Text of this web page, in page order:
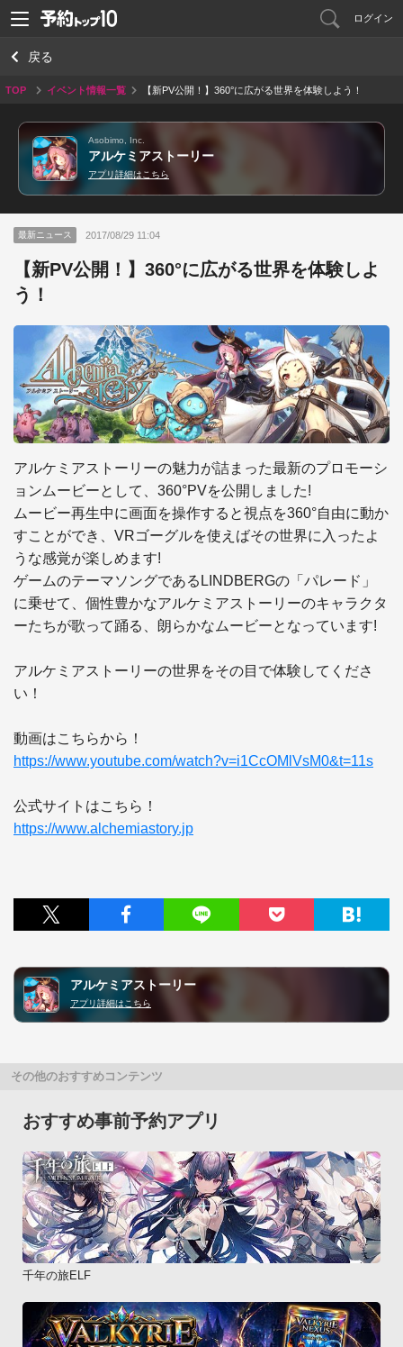
ログイン
戻る
TOP イベント情報一覧 【新PV公開！】360°に広がる世界を体験しよう！
Asobimo, Inc.
アルケミアストーリー
アプリ詳細はこちら
最新ニュース 2017/08/29 11:04
【新PV公開！】360°に広がる世界を体験しよ
う！
アルケミアストーリーの魅力が詰まった最新のプロモーシ
ョンムービーとして、360°PVを公開しました!
ムービー再生中に画面を操作すると視点を360°自由に動か
すことができ、VRゴーグルを使えばその世界に入ったよ
うな感覚が楽しめます!
ゲームのテーマソングであるLINDBERGの「パレード」
に乗せて、個性豊かなアルケミアストーリーのキャラクタ
ーたちが歌って踊る、朗らかなムービーとなっています!
アルケミアストーリーの世界をその目で体験してくださ
い！
https://www.youtube.com/watch?v=i1CcOMlVsM0&t=11s
https://www.alchemiastory.jp
アルケミアストーリー
アプリ詳細はこちら
その他のおすすめコンテンツ
おすすめ事前予約アプリ
千年の旅ELF